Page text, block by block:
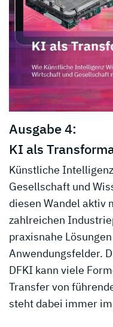
Ausgabe 4:
KI als
Künstliche
Gesellschaft und
diesen Wandel aktiv
zahlreichen
praxisnahe
Anwendungsfelder.
DFKI kann viele
Transfer von
steht dabei immer